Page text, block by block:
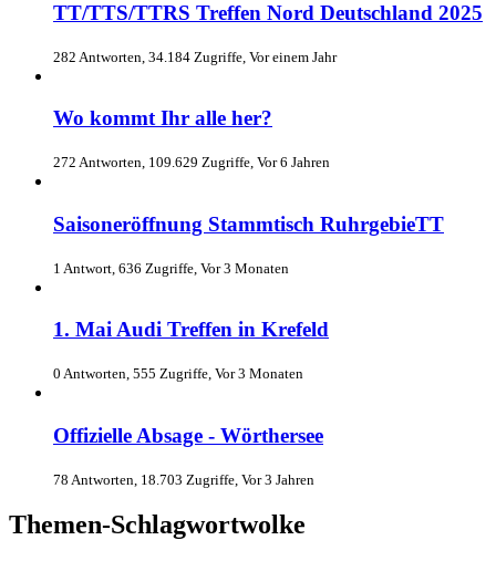
TT/TTS/TTRS Treffen Nord Deutschland 2025
282 Antworten, 34.184 Zugriffe, Vor einem Jahr
Wo kommt Ihr alle her?
272 Antworten, 109.629 Zugriffe, Vor 6 Jahren
Saisoneröffnung Stammtisch RuhrgebieTT
1 Antwort, 636 Zugriffe, Vor 3 Monaten
1. Mai Audi Treffen in Krefeld
0 Antworten, 555 Zugriffe, Vor 3 Monaten
Offizielle Absage - Wörthersee
78 Antworten, 18.703 Zugriffe, Vor 3 Jahren
Themen-Schlagwortwolke